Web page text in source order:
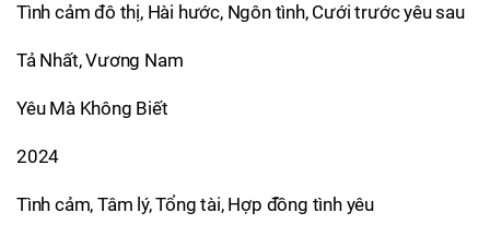
Tình cảm đô thị, Hài hước, Ngôn tình, Cưới trước yêu sau
Tả Nhất, Vương Nam
Yêu Mà Không Biết
2024
Tình cảm, Tâm lý, Tổng tài, Hợp đồng tình yêu